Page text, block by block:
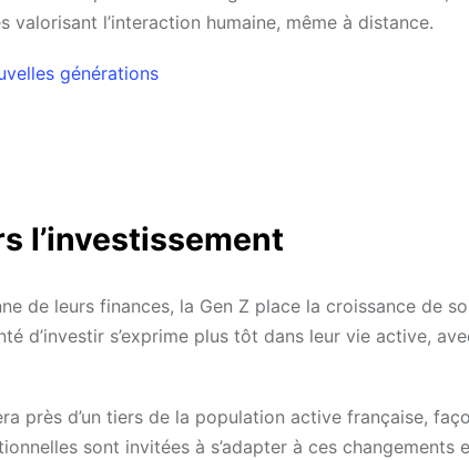
l’interaction humaine, même à distance.
générations
l’investissement
de leurs finances, la Gen Z place la croissance de
d’investir s’exprime plus tôt dans leur vie active,
près d’un tiers de la population active française,
sont invitées à s’adapter à ces changements